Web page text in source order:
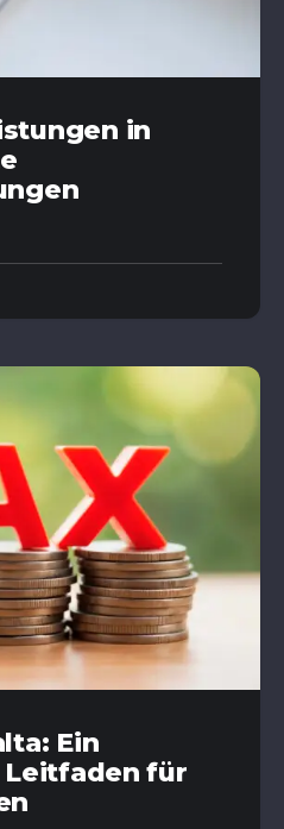
in
Ein
für